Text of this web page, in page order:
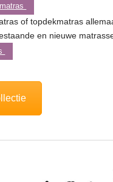
of topdekmatras
en nieuwe